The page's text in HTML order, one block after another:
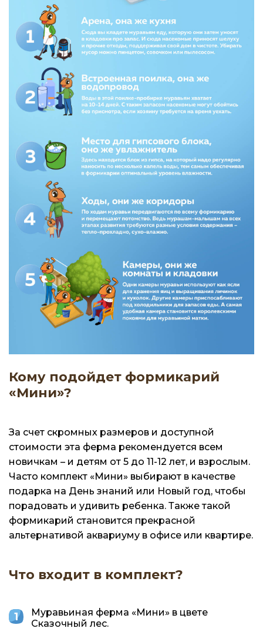
Кому подойдет формикарий
«Мини»?
За счет скромных размеров и доступной
стоимости эта ферма рекомендуется всем
новичкам – и детям от 5 до 11-12 лет, и взрослым.
Часто комплект «Мини» выбирают в качестве
подарка на День знаний или Новый год, чтобы
порадовать и удивить ребенка. Также такой
формикарий становится прекрасной
альтернативой аквариуму в офисе или квартире.
Что входит в комплект?
Муравьиная ферма «Мини» в цвете
Сказочный лес.